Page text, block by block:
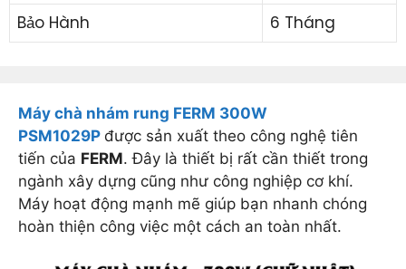
Bảo Hành 6 Tháng
Máy chà nhám rung FERM 300W
PSM1029P được sản xuất theo công nghệ tiên
tiến của FERM. Đây là thiết bị rất cần thiết trong
ngành xây dựng cũng như công nghiệp cơ khí.
Máy hoạt động mạnh mẽ giúp bạn nhanh chóng
hoàn thiện công việc một cách an toàn nhất.